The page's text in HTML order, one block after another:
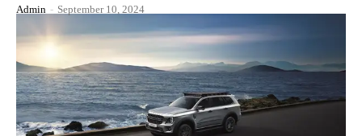
Admin - September 10, 2024